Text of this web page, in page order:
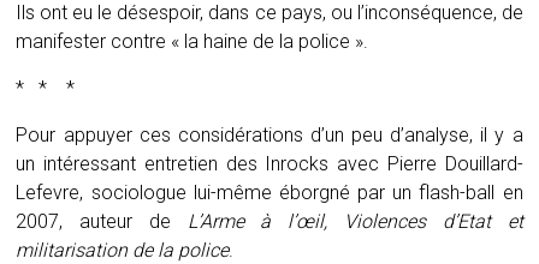
Ils ont eu le désespoir, dans ce pays, ou l’inconséquence, de
manifester contre « la haine de la police ».
* * *
Pour appuyer ces considérations d’un peu d’analyse, il y a
un intéressant entretien des Inrocks avec Pierre Douillard-
Lefevre, sociologue lui-même éborgné par un flash-ball en
2007, auteur de L’Arme à l’œil, Violences d’Etat et
militarisation de la police.